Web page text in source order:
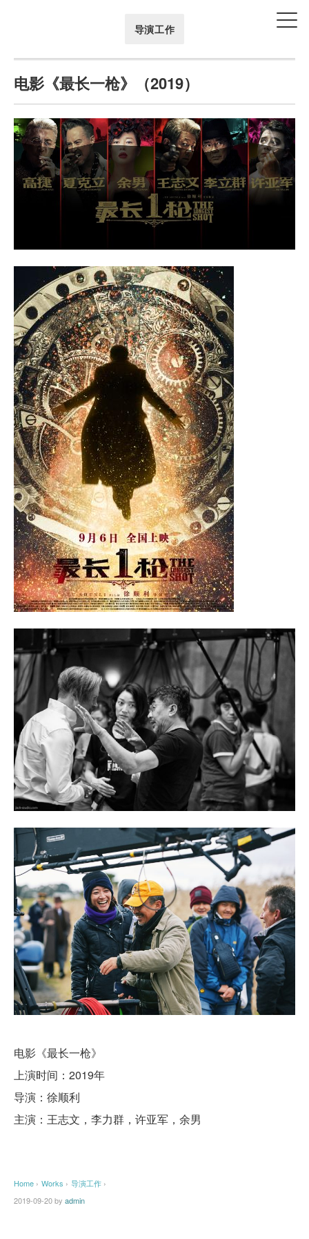
导演工作
电影《最长一枪》（2019）
电影《最长一枪》
上演时间：2019年
导演：徐顺利
主演：王志文，李力群，许亚军，余男
Home › Works › 导演工作 ›
2019-09-20byadmin